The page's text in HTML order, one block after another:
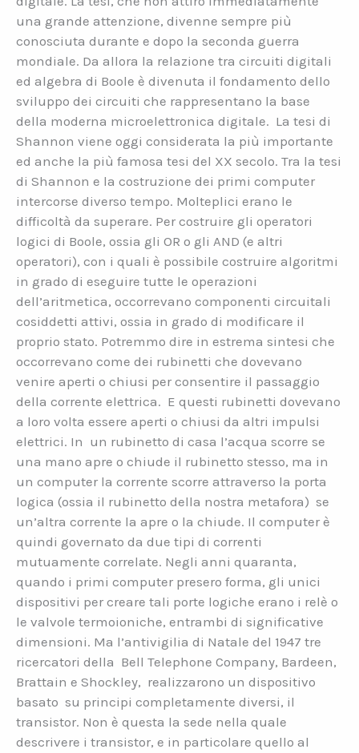
una grande attenzione, divenne sempre più
conosciuta durante e dopo la seconda guerra
mondiale. Da allora la relazione tra circuiti digitali
ed algebra di Boole è divenuta il fondamento dello
sviluppo dei circuiti che rappresentano la base
della moderna microelettronica digitale. La tesi di
Shannon viene oggi considerata la più importante
ed anche la più famosa tesi del XX secolo. Tra la tesi
di Shannon e la costruzione dei primi computer
intercorse diverso tempo. Molteplici erano le
difficoltà da superare. Per costruire gli operatori
logici di Boole, ossia gli OR o gli AND (e altri
operatori), con i quali è possibile costruire algoritmi
in grado di eseguire tutte le operazioni
dell’aritmetica, occorrevano componenti circuitali
cosiddetti attivi, ossia in grado di modificare il
proprio stato. Potremmo dire in estrema sintesi che
occorrevano come dei rubinetti che dovevano
venire aperti o chiusi per consentire il passaggio
della corrente elettrica. E questi rubinetti dovevano
a loro volta essere aperti o chiusi da altri impulsi
elettrici. In un rubinetto di casa l’acqua scorre se
una mano apre o chiude il rubinetto stesso, ma in
un computer la corrente scorre attraverso la porta
logica (ossia il rubinetto della nostra metafora) se
un’altra corrente la apre o la chiude. Il computer è
quindi governato da due tipi di correnti
mutuamente correlate. Negli anni quaranta,
quando i primi computer presero forma, gli unici
dispositivi per creare tali porte logiche erano i relè o
le valvole termoioniche, entrambi di significative
dimensioni. Ma l’antivigilia di Natale del 1947 tre
ricercatori della Bell Telephone Company, Bardeen,
Brattain e Shockley, realizzarono un dispositivo
basato su principi completamente diversi, il
transistor. Non è questa la sede nella quale
descrivere i transistor, e in particolare quello al